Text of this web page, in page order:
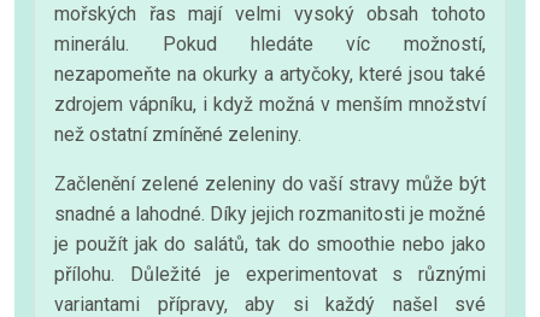
mořských řas mají velmi vysoký obsah tohoto
minerálu. Pokud hledáte víc možností,
nezapomeňte na okurky a artyčoky, které jsou také
zdrojem vápníku, i když možná v menším množství
než ostatní zmíněné zeleniny.
Začlenění zelené zeleniny do vaší stravy může být
snadné a lahodné. Díky jejich rozmanitosti je možné
je použít jak do salátů, tak do smoothie nebo jako
přílohu. Důležité je experimentovat s různými
variantami přípravy, aby si každý našel své